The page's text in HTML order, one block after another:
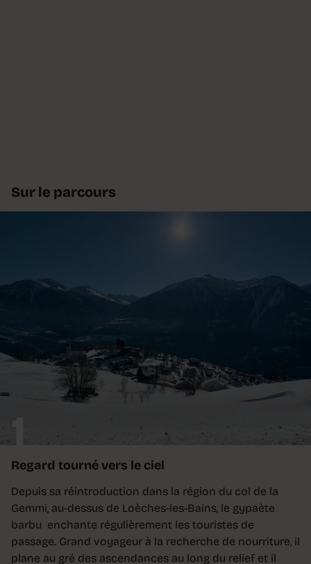
Sur le parcours
1
Regard tourné vers le ciel
Depuis sa réintroduction dans la région du col de la
Gemmi, au-dessus de Loèches-les-Bains, le gypaète
barbu enchante régulièrement les touristes de
passage. Grand voyageur à la recherche de nourriture, il
plane au gré des ascendances au long du relief et il